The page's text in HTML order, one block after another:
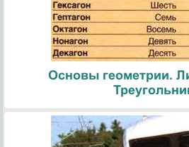
Основы геометрии.